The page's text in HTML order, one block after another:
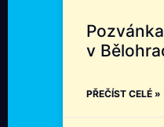
v
PŘEČÍST CELÉ »